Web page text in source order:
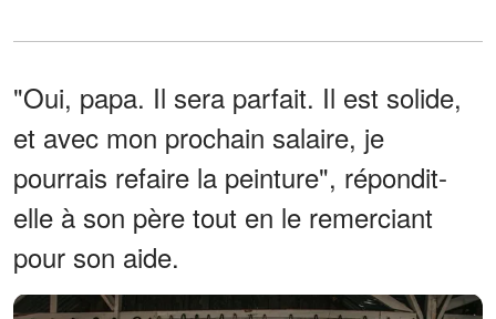
"Oui, papa. Il sera parfait. Il est solide,
et avec mon prochain salaire, je
pourrais refaire la peinture", répondit-
elle à son père tout en le remerciant
pour son aide.